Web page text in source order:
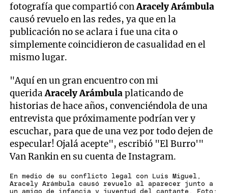
fotografía que compartió conAracely Arámbula
causó revuelo en las redes, ya que en la
publicación no se aclara i fue una cita o
simplemente coincidieron de casualidad en el
mismo lugar.
"Aquí en un gran encuentro con mi
queridaAracely Arámbulaplaticando de
historias de hace años, convenciéndola de una
entrevista que próximamente podrían ver y
escuchar, para que de una vez por todo dejen de
especular! Ojalá acepte", escribió "El Burro'"
Van Rankin en su cuenta de Instagram.
En medio de su conflicto legal con Luis Miguel,
Aracely Arámbula causó revuelo al aparecer junto a